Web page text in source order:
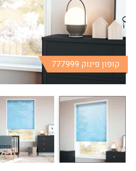
קופון פינוק 777999